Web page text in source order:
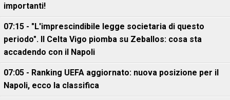
importanti!
07:15 - "L'imprescindibile legge societaria di questo
periodo". Il Celta Vigo piomba su Zeballos: cosa sta
accadendo con il Napoli
07:05 - Ranking UEFA aggiornato: nuova posizione per il
Napoli, ecco la classifica